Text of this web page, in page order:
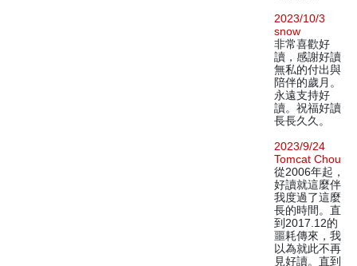
2023/10/3
snow
非常喜歡好
讀，感謝好讀
無私的付出與
陪伴的歲月。
永遠支持好
讀。祝福好讀
長長久久。
2023/9/24
Tomcat Chou
從2006年起，
好讀就這麼伴
我度過了這麼
長的時間。直
到2017.12的
噩耗傳來，我
以為就此不再
見好讀。直到